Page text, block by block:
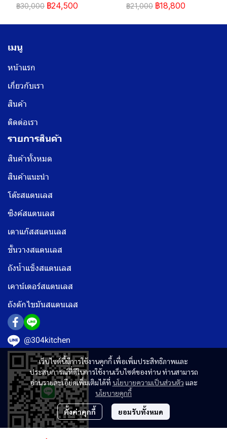
฿30,000 ฿24,500 ฿21,000 ฿18,800
เว็บไซต์นี้มีการใช้งานคุกกี้ เพื่อเพิ่มประสิทธิภาพและ
ประสบการณ์ที่ดีในการใช้งานเว็บไซต์ของท่าน ท่านสามารถ
อ่านรายละเอียดเพิ่มเติมได้ที่ นโยบายความเป็นส่วนตัว และ
นโยบายคุกกี้
ตั้งค่าคุกกี้ ยอมรับทั้งหมด
เมนู
หน้าแรก
เกี่ยวกับเรา
สินค้า
ติดต่อเรา
รายการสินค้า
สินค้าทั้งหมด
สินค้าแนะนำ
โต๊ะสแตนเลส
ซิงค์สแตนเลส
เตาแก๊สสแตนเลส
ชั้นวางสแตนเลส
ถังน้ำแข็งสแตนเลส
เคาน์เตอร์สแตนเลส
ถังดักไขมันสแตนเลส
@304kitchen